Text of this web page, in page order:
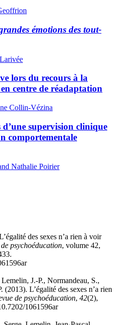
émotions des tout-
lors du recours à la
centre de réadaptation
Collin-Vézina
d’une supervision clinique
comportementale
Nathalie Poirier
des sexes n’a rien à voir
de psychoéducation, volume 42,
J.-P., Normandeau, S.,
L’égalité des sexes n’a rien
de psychoéducation, 42(2),
1061596ar